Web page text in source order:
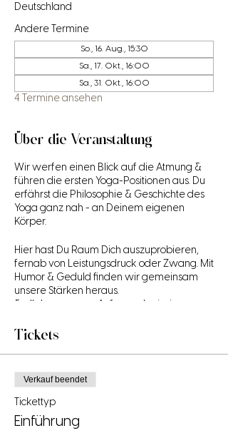
Deutschland
Andere Termine
So., 16. Aug., 15:30
Sa., 17. Okt., 16:00
Sa., 31. Okt., 16:00
4 Termine ansehen
Über die Veranstaltung
Wir werfen einen Blick auf die Atmung &
führen die ersten Yoga-Positionen aus. Du
erfährst die Philosophie & Geschichte des
Yoga ganz nah - an Deinem eigenen
Körper.
Hier hast Du Raum Dich auszuprobieren,
fernab von Leistungsdruck oder Zwang. Mit
Humor & Geduld finden wir gemeinsam
unsere Stärken heraus.
lerne Dich, Dein Inneres & Dein Äußeres,
Im Anschluss Deines Einführungs-
Workshops kann es für Dich direkt mit dem
Heart Of Yoga-Kursen oder unseren
weiter gehen.
Tickets
Verkauf beendet
Tickettyp
Einführung